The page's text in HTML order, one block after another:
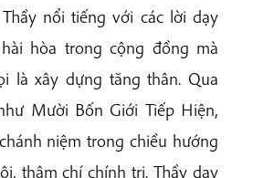
nổi tiếng với các lời dạy
hòa trong cộng đồng mà
là xây dựng tăng thân. Qua
Mười Bốn Giới Tiếp Hiện,
niệm trong chiều hướng
thậm chí chính trị. Thầy dạy